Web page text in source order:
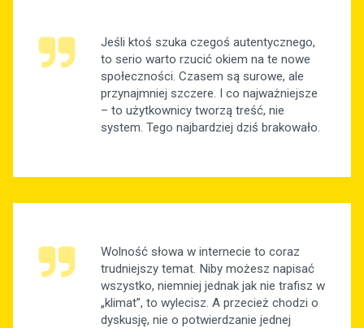
Jeśli ktoś szuka czegoś autentycznego,
to serio warto rzucić okiem na te nowe
społeczności. Czasem są surowe, ale
przynajmniej szczere. I co najważniejsze
– to użytkownicy tworzą treść, nie
system. Tego najbardziej dziś brakowało.
Wolność słowa w internecie to coraz
trudniejszy temat. Niby możesz napisać
wszystko, niemniej jednak jak nie trafisz w
„klimat”, to wylecisz. A przecież chodzi o
dyskusję, nie o potwierdzanie jednej